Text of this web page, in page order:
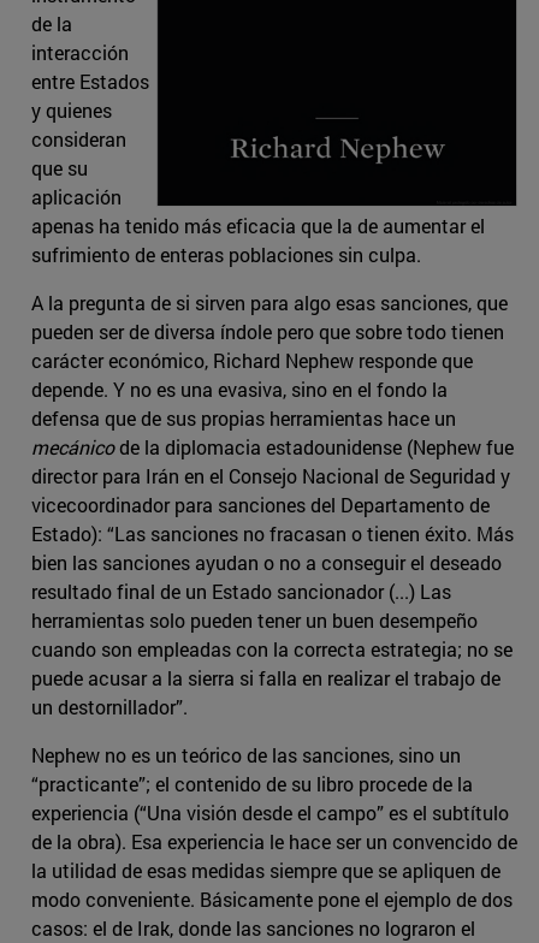
de la
interacción
entre Estados
y quienes
consideran
que su
aplicación
apenas ha tenido más eficacia que la de aumentar el
sufrimiento de enteras poblaciones sin culpa.
A la pregunta de si sirven para algo esas sanciones, que
pueden ser de diversa índole pero que sobre todo tienen
carácter económico, Richard Nephew responde que
depende. Y no es una evasiva, sino en el fondo la
defensa que de sus propias herramientas hace un
mecánicode la diplomacia estadounidense (Nephew fue
director para Irán en el Consejo Nacional de Seguridad y
vicecoordinador para sanciones del Departamento de
Estado): “Las sanciones no fracasan o tienen éxito. Más
bien las sanciones ayudan o no a conseguir el deseado
resultado final de un Estado sancionador (...) Las
herramientas solo pueden tener un buen desempeño
cuando son empleadas con la correcta estrategia; no se
puede acusar a la sierra si falla en realizar el trabajo de
un destornillador”.
Nephew no es un teórico de las sanciones, sino un
“practicante”; el contenido de su libro procede de la
experiencia (“Una visión desde el campo” es el subtítulo
de la obra). Esa experiencia le hace ser un convencido de
la utilidad de esas medidas siempre que se apliquen de
modo conveniente. Básicamente pone el ejemplo de dos
casos: el de Irak, donde las sanciones no lograron el